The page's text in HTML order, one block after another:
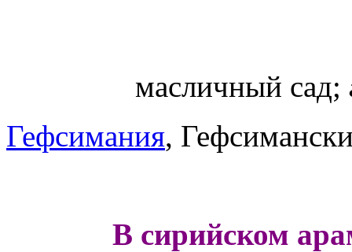
масличный сад;
Гефсимания,
В сирийском